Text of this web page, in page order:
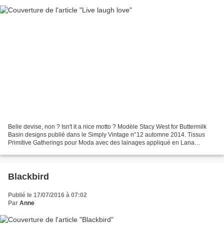
Belle devise, non ? Isn't it a nice motto ? Modèle Stacy West for Buttermilk
Basin designs publié dans le Simply Vintage n°12 automne 2014. Tissus
Primitive Gatherings pour Moda avec des lainages appliqué en Lana
Blackbird
Publié le 17/07/2016 à 07:02
Par Anne